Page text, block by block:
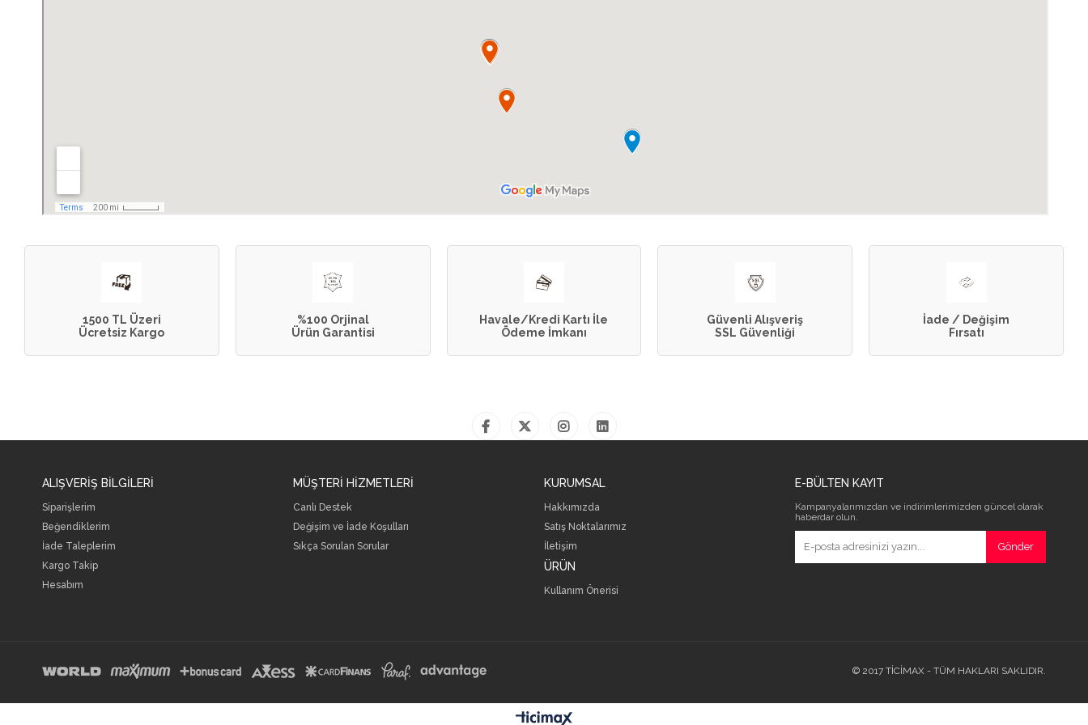
1500 TL Üzeri
Ücretsiz Kargo
%100 Orjinal
Ürün Garantisi
Havale/Kredi Kartı İle
Ödeme İmkanı
Güvenli Alışveriş
SSL Güvenliği
İade / Değişim
Fırsatı
ALIŞVERİŞ BİLGİLERİ
Siparişlerim
Beğendiklerim
İade Taleplerim
Kargo Takip
Hesabım
MÜŞTERİ HİZMETLERİ
Canlı Destek
Değişim ve İade Koşulları
Sıkça Sorulan Sorular
KURUMSAL
Hakkımızda
Satış Noktalarımız
İletişim
ÜRÜN
Kullanım Önerisi
E-BÜLTEN KAYIT
Kampanyalarımızdan ve indirimlerimizden güncel olarak
haberdar olun.
Gönder
© 2017 TİCİMAX - TÜM HAKLARI SAKLIDIR.